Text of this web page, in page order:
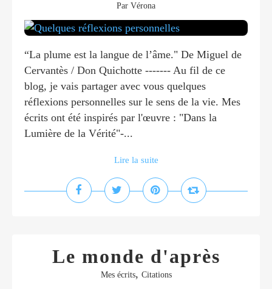
Par Vérona
“La plume est la langue de l’âme." De Miguel de
Cervantès / Don Quichotte ------- Au fil de ce
blog, je vais partager avec vous quelques
réflexions personnelles sur le sens de la vie. Mes
écrits ont été inspirés par l'œuvre : "Dans la
Lumière de la Vérité"-...
Lire la suite
Le monde d'après
Mes écrits, Citations